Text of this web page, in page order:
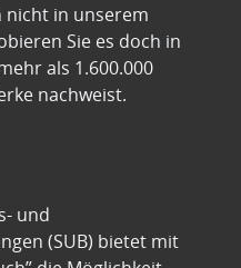
nicht in unserem
Sie es doch in
als 1.600.000
nachweist.
und
(SUB) bietet mit